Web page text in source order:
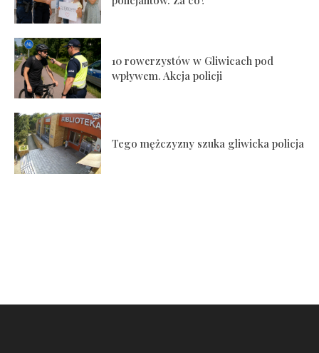
10 rowerzystów w Gliwicach pod
wpływem. Akcja policji
Tego mężczyzny szuka gliwicka policja